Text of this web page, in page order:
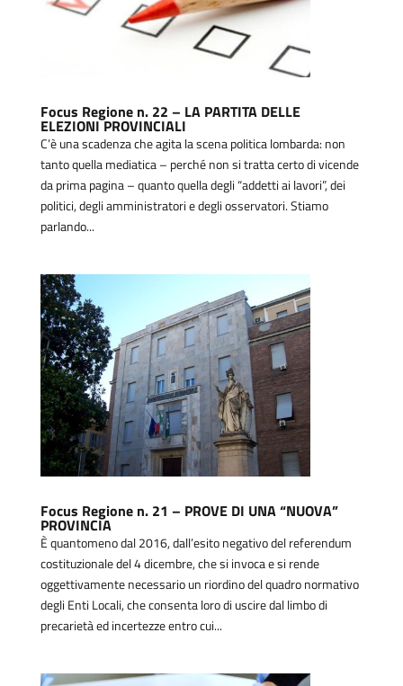
Focus Regione n. 22 – LA PARTITA DELLE
ELEZIONI PROVINCIALI
C’è una scadenza che agita la scena politica lombarda: non
tanto quella mediatica – perché non si tratta certo di vicende
da prima pagina – quanto quella degli “addetti ai lavori”, dei
politici, degli amministratori e degli osservatori. Stiamo
parlando...
Focus Regione n. 21 – PROVE DI UNA “NUOVA”
PROVINCIA
È quantomeno dal 2016, dall’esito negativo del referendum
costituzionale del 4 dicembre, che si invoca e si rende
oggettivamente necessario un riordino del quadro normativo
degli Enti Locali, che consenta loro di uscire dal limbo di
precarietà ed incertezze entro cui...